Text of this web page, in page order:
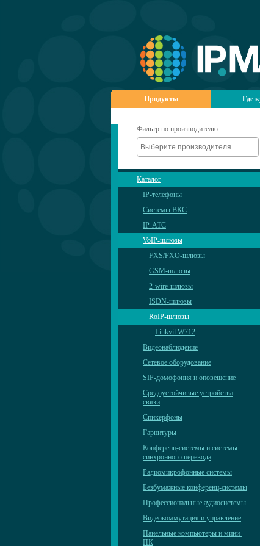
Продукты Где
Фильтр по производителю:
Каталог
IP-телефоны
Системы ВКС
IP-АТС
VoIP-шлюзы
FXS/FXO-шлюзы
GSM-шлюзы
2-wire-шлюзы
ISDN-шлюзы
RoIP-шлюзы
Linkvil W712
Видеонаблюдение
Сетевое оборудование
SIP-домофония и оповещение
Средоустойчивые устройства
связи
Спикерфоны
Гарнитуры
Конференц-системы и системы
синхронного перевода
Радиомикрофонные системы
Безбумажные конференц-системы
Профессиональные аудиосистемы
Видеокоммутация и управление
Панельные компьютеры и мини-
ПК